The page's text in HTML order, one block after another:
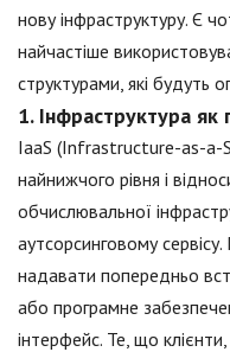
нову інфраструктуру. Є
найчастіше
структурами, які будуть
1. Інфраструктура як
IaaS (Infrastructure-as-a-
найнижчого рівня і
обчислювальної
аутсорсинговому
надавати попередньо
або програмне
інтерфейс. Те, що